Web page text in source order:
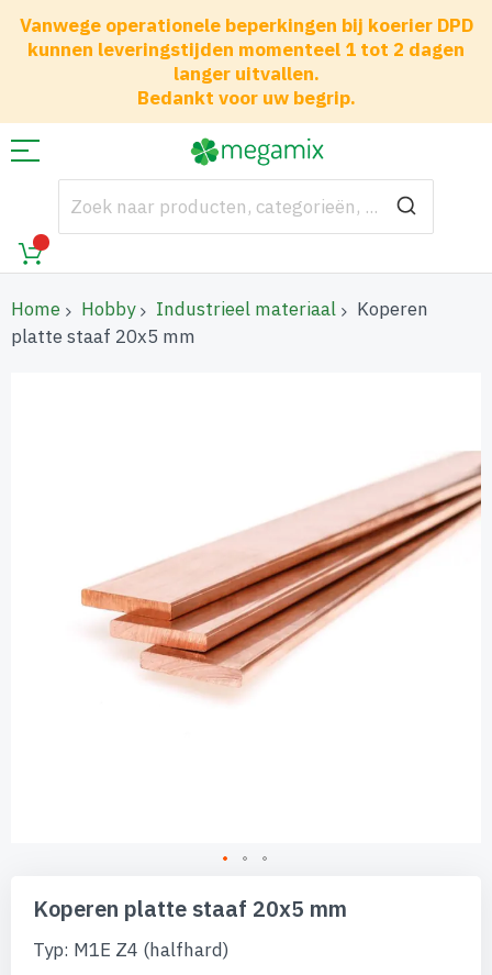
Vanwege operationele beperkingen bij koerier DPD
kunnen leveringstijden momenteel 1 tot 2 dagen
langer uitvallen.
Bedankt voor uw begrip.
Home Hobby Industrieel materiaal
Koperen
platte staaf 20x5 mm
naar
begin
Koperen platte staaf 20x5 mm
Typ: M1E Z4 (halfhard)